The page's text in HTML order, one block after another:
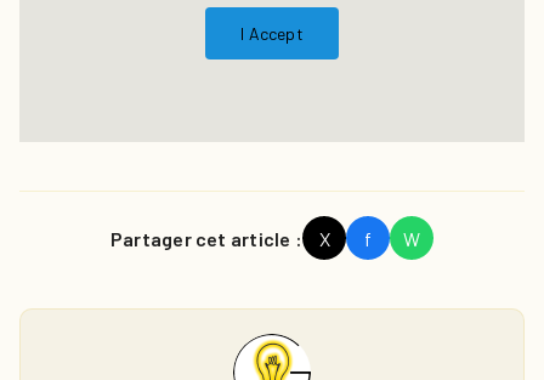
I Accept
Partager cet article : X f W